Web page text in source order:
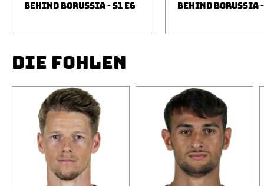
BEHIND BORUSSIA - S1 E6 BEHIND BORUSSIA
DIE FOHLEN